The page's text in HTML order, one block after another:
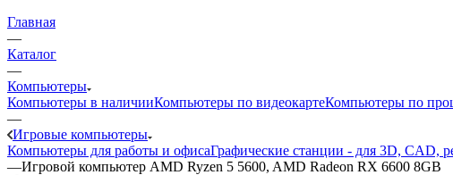
Главная
—
Каталог
—
Компьютеры
Компьютеры в наличииКомпьютеры по видеокартеКомпьютеры по
—
Игровые компьютеры
Компьютеры для работы и офисаГрафические станции - для 3D, CAD,
—Игровой компьютер AMD Ryzen 5 5600, AMD Radeon RX 6600 8GB